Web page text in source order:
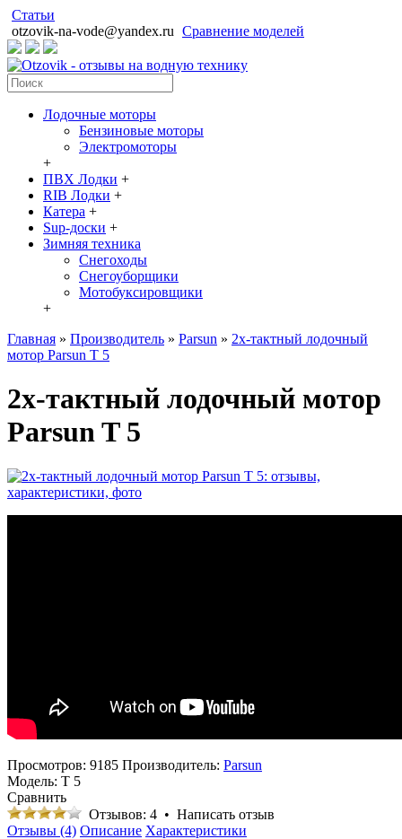
Статьи
otzovik-na-vode@yandex.ru Сравнение моделей
Лодочные моторы
Бензиновые моторы
Электромоторы
+
ПВХ Лодки +
RIB Лодки +
Катера +
Sup-доски +
Зимняя техника
Снегоходы
Cнегоуборщики
Мотобуксировщики
+
Главная » Производитель » Parsun » 2х-тактный лодочный
мотор Parsun T 5
2х-тактный лодочный мотор
Parsun T 5
Просмотров: 9185 Производитель: Parsun
Модель: T 5
Сравнить
Отзывов: 4 • Написать отзыв
Отзывы (4) Описание Характеристики